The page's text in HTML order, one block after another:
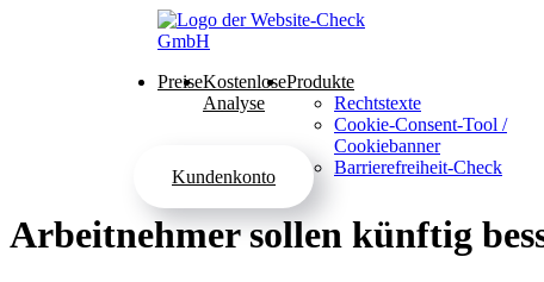
PreiseKostenlose
Analyse
Produkte
Rechtstexte
Cookie-Consent-Tool /
Cookiebanner
Barrierefreiheit-Check
Kundenkonto
Arbeitnehmer sollen künftig